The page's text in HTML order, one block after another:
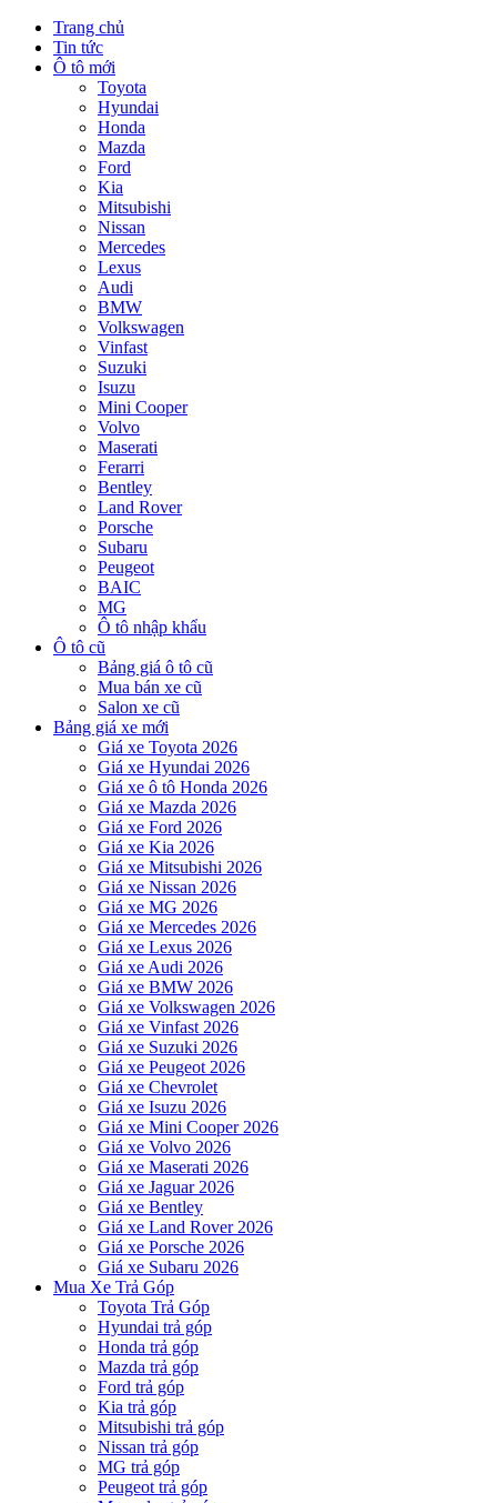
Trang chủ
Tin tức
Ô tô mới
Toyota
Hyundai
Honda
Mazda
Ford
Kia
Mitsubishi
Nissan
Mercedes
Lexus
Audi
BMW
Volkswagen
Vinfast
Suzuki
Isuzu
Mini Cooper
Volvo
Maserati
Ferarri
Bentley
Land Rover
Porsche
Subaru
Peugeot
BAIC
MG
Ô tô nhập khẩu
Ô tô cũ
Bảng giá ô tô cũ
Mua bán xe cũ
Salon xe cũ
Bảng giá xe mới
Giá xe Toyota 2026
Giá xe Hyundai 2026
Giá xe ô tô Honda 2026
Giá xe Mazda 2026
Giá xe Ford 2026
Giá xe Kia 2026
Giá xe Mitsubishi 2026
Giá xe Nissan 2026
Giá xe MG 2026
Giá xe Mercedes 2026
Giá xe Lexus 2026
Giá xe Audi 2026
Giá xe BMW 2026
Giá xe Volkswagen 2026
Giá xe Vinfast 2026
Giá xe Suzuki 2026
Giá xe Peugeot 2026
Giá xe Chevrolet
Giá xe Isuzu 2026
Giá xe Mini Cooper 2026
Giá xe Volvo 2026
Giá xe Maserati 2026
Giá xe Jaguar 2026
Giá xe Bentley
Giá xe Land Rover 2026
Giá xe Porsche 2026
Giá xe Subaru 2026
Mua Xe Trả Góp
Toyota Trả Góp
Hyundai trả góp
Honda trả góp
Mazda trả góp
Ford trả góp
Kia trả góp
Mitsubishi trả góp
Nissan trả góp
MG trả góp
Peugeot trả góp